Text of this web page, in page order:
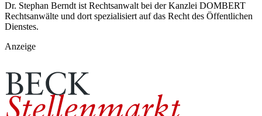
Dr. Stephan Berndt ist Rechtsanwalt bei der Kanzlei DOMBERT
Rechtsanwälte und dort spezialisiert auf das Recht des Öffentlichen
Dienstes.
Anzeige